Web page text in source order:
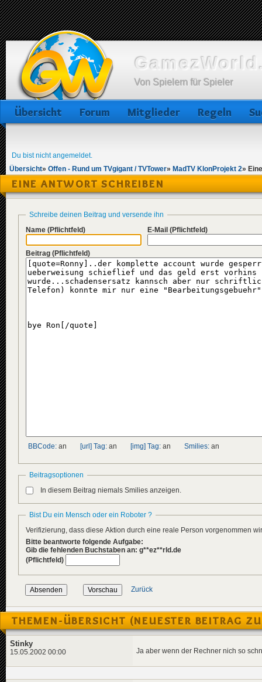
Von Spielern für Spieler
Übersicht Forum Mitglieder Regeln
Du bist nicht angemeldet.
Übersicht» Offen - Rund um TVgigant / TVTower» MadTV KlonProjekt 2»
EINE ANTWORT SCHREIBEN
Schreibe deinen Beitrag und versende ihn
Name (Pflichtfeld) E-Mail (Pflichtfeld)
Beitrag (Pflichtfeld)
BBCode: an [url] Tag: an [img] Tag: an Smilies: an
Beitragsoptionen
In diesem Beitrag niemals Smilies anzeigen.
Bist Du ein Mensch oder ein Roboter ?
Verifizierung, dass diese Aktion durch eine reale Person vorgenommen
Bitte beantworte folgende Aufgabe:
Gib die fehlenden Buchstaben an: g**ez**rld.de
(Pflichtfeld)
Zurück
THEMEN-ÜBERSICHT (NEUESTER BEITRAG
Stinky
15.05.2002 00:00 Ja aber wenn der Rechner nich so